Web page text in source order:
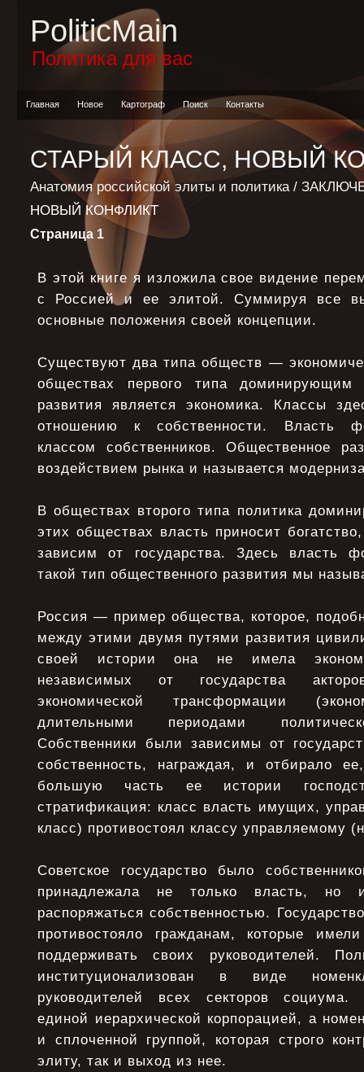
PoliticMain
Политика для вас
Главная Новое Картограф Поиск Контакты
СТАРЫЙ КЛАСС, НОВЫЙ
Анатомия российской элиты и политика/
НОВЫЙ КОНФЛИКТ
Страница 1
В этой книге я изложила свое видение
с Россией и ее элитой. Суммируя все
основные положения своей концепции.
Существуют два типа обществ —
обществах первого типа доминирующим
развития является экономика. Классы
отношению к собственности. Власть
классом собственников. Общественное
воздействием рынка и называется
В обществах второго типа политика
этих обществах власть приносит
зависим от государства. Здесь власть
такой тип общественного развития мы
Россия — пример общества, которое,
между этими двумя путями развития
своей истории она не имела
независимых от государства
экономической трансформации
длительными периодами
Собственники были зависимы от
собственность, награждая, и отбирало
большую часть ее истории
стратификация: класс власть имущих,
класс) противостоял классу управляемому
Советское государство было
принадлежала не только власть, но
распоряжаться собственностью.
противостояло гражданам, которые
поддерживать своих руководителей.
институционализован в виде
руководителей всех секторов социума.
единой иерархической корпорацией, а
и сплоченной группой, которая строго
элиту, так и выход из нее.